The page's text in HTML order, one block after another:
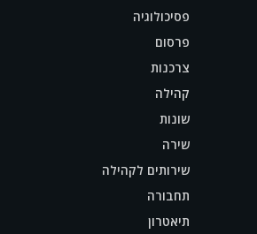
פסיכולוגיה
פרסום
צרכנות
קהילה
שונות
שירה
שירותים לקהילה
תחבורה
תיאטרון